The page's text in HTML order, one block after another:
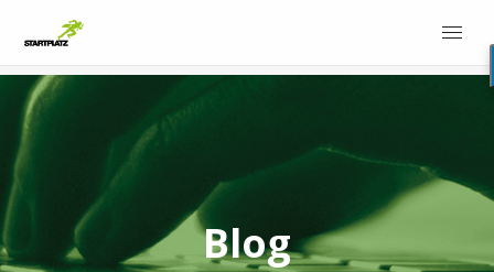
Blog